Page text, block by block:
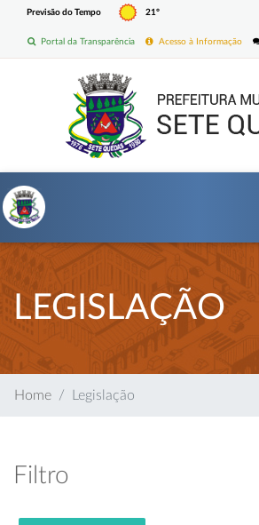
Previsão do Tempo 21º
Acesso à Informação
Portal da Transparência
LEGISLAÇÃO
Home Legislação
Filtro